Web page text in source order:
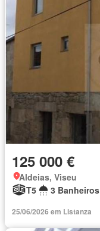
125 000 €
Aldeias, Viseu
T5
3 Banheiros
25/06/2026 em Listanza